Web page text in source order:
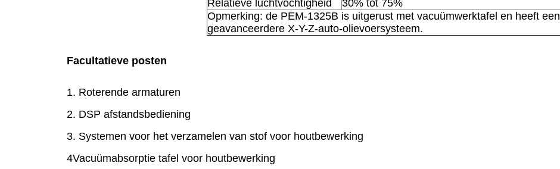
Relatieve luchtvochtigheid
30% tot 75%
Opmerking: de PEM-1325B is uitgerust met vacuümwerktafel en heeft een
geavanceerdere X-Y-Z-auto-olievoersysteem.
Facultatieve posten
1. Roterende armaturen
2. DSP afstandsbediening
3. Systemen voor het verzamelen van stof voor houtbewerking
4Vacuümabsorptie tafel voor houtbewerking